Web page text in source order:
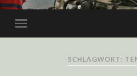
SCHLAGWORT: